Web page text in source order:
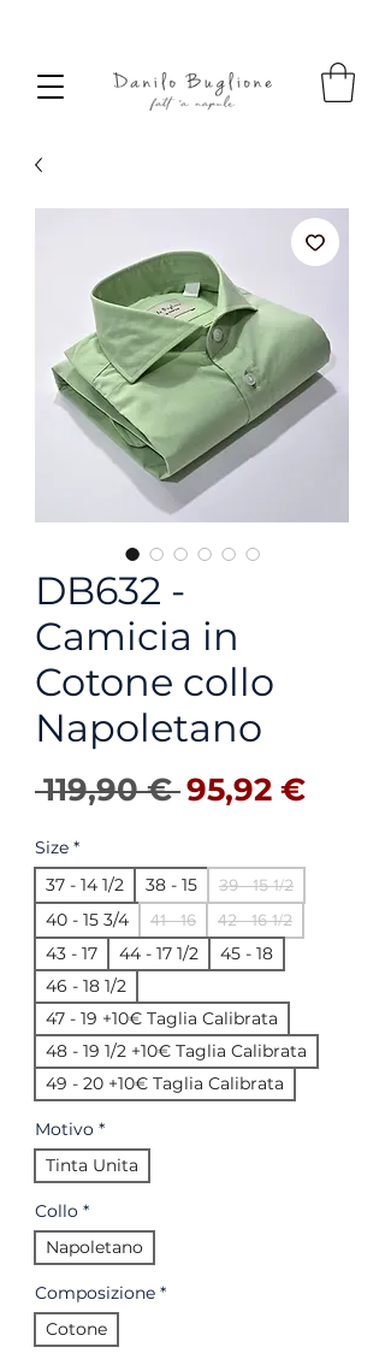
DB632 -
Camicia in
Cotone collo
Napoletano
119,90 € Precio
95,92 €
Size *
37 - 14 1/2
38 - 15 39 - 15 1/2
40 - 15 3/4 41 - 16 42 - 16 1/2
43 - 17 44 - 17 1/2
45 - 18
46 - 18 1/2
47 - 19 +10€ Taglia Calibrata
48 - 19 1/2 +10€ Taglia Calibrata
49 - 20 +10€ Taglia Calibrata
Motivo *
Tinta Unita
Collo *
Napoletano
Composizione *
Cotone